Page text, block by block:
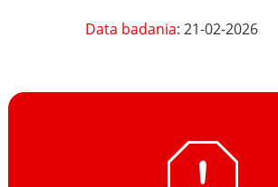
Data badania:21-02-2026